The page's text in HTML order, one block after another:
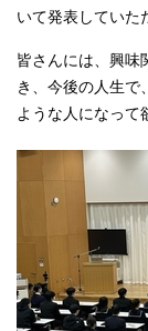
いて発表していた
皆さんには、興味
き、今後の人生で
ような人になって